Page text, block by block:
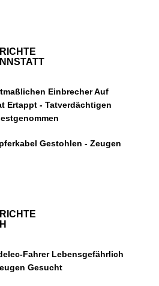
Einbrecher Auf
Ertappt - Tatverdächtigen
Gestohlen - Zeugen
Fahrer Lebensgefährlich
Gesucht